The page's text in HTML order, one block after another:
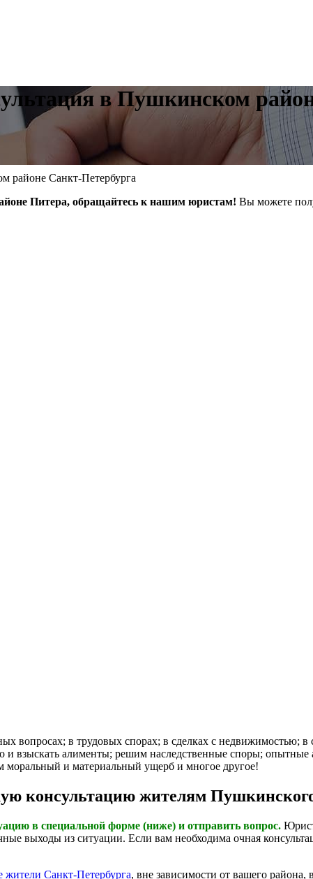
в Пушкинском
районе Санкт-Петербурга
Питера, обращайтесь к нашим юристам! Вы можете
в трудовых спорах; в сделках с недвижимостью; в
и взыскать алименты; решим наследственные споры;
моральный и материальный ущерб и многое другое!
консультацию жителям
в специальной форме (ниже) и отправить вопрос.
выходы из ситуации. Если вам необходима очная
жители Санкт-Петербурга, вне зависимости от вашего